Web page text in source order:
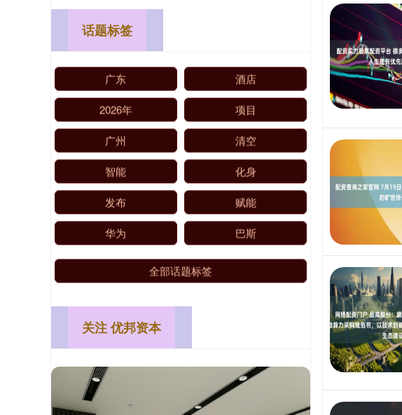
话题标签
广东 酒店
2026年 项目
广州 清空
智能 化身
发布 赋能
华为 巴斯
全部话题标签
关注 优邦资本